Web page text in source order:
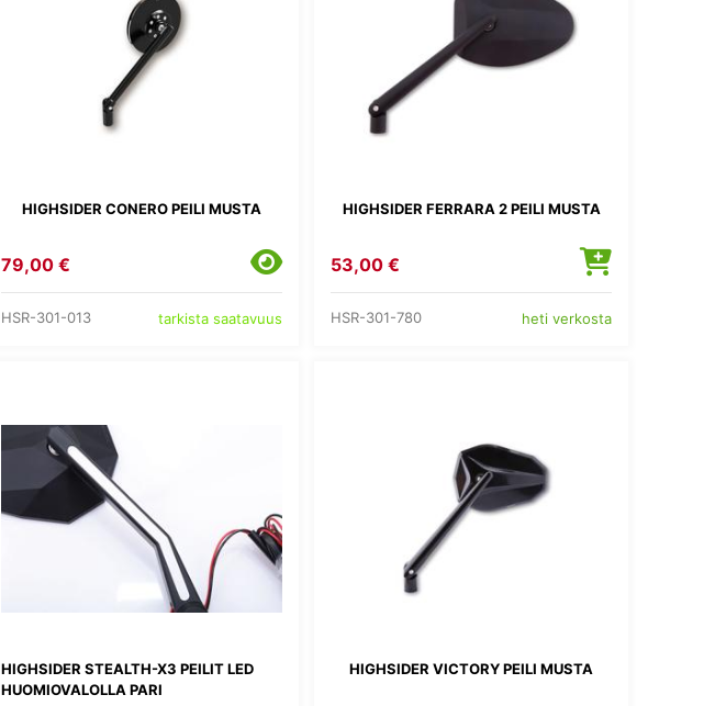
HIGHSIDER CONERO PEILI MUSTA
79,00 €
HSR-301-013 tarkista saatavuus
HIGHSIDER FERRARA 2 PEILI MUSTA
53,00 €
HSR-301-780 heti verkosta
HIGHSIDER STEALTH-X3 PEILIT LED
HUOMIOVALOLLA PARI
HIGHSIDER VICTORY PEILI MUSTA